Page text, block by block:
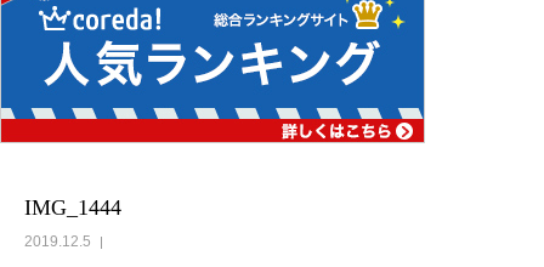
IMG_1444
2019.12.5
施術料
お問い合わせ